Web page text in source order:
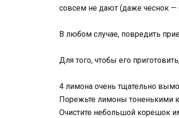
совсем не дают (даже чеснок —
В любом случае, повредить
Для того, чтобы его
4 лимона очень тщательно
Порежьте лимоны тоненькими
Очистите небольшой корешок